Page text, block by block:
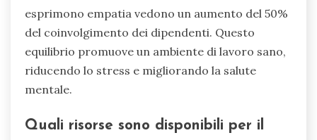
esprimono empatia vedono un aumento del 50%
del coinvolgimento dei dipendenti. Questo
equilibrio promuove un ambiente di lavoro sano,
riducendo lo stress e migliorando la salute
mentale.
Quali risorse sono disponibili per il